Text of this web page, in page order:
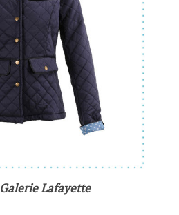
Lafayette